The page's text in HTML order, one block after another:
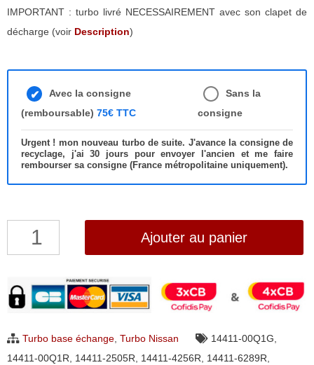
IMPORTANT : turbo livré NECESSAIREMENT avec son clapet de
décharge (voir Description)
Avec la consigne
(remboursable) 75€ TTC
Sans la
consigne
Urgent ! mon nouveau turbo de suite. J'avance la consigne de
recyclage, j'ai 30 jours pour envoyer l'ancien et me faire
rembourser sa consigne (France métropolitaine uniquement).
quantité
Nissan
Juke
NV200
Ajouter au panier
Turbo base échange, Turbo Nissan 14411-00Q1G,
14411-00Q1R, 14411-2505R, 14411-4256R, 14411-6289R,